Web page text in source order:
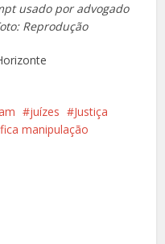
usado por advogado
Reprodução
juízes
Justiça
manipulação